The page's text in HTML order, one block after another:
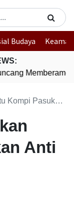
Budaya
Memberamo
Anti Anarki
Anti